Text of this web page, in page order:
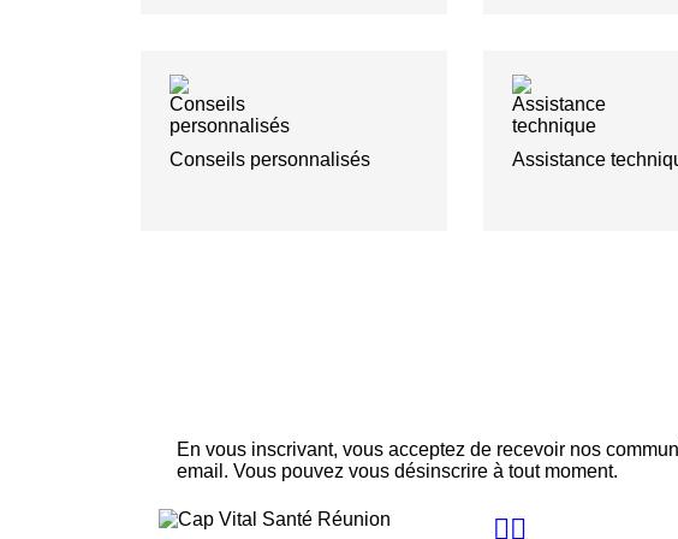
Conseils personnalisés Assistance
En vous inscrivant, vous acceptez de recevoir nos
email. Vous pouvez vous désinscrire à tout moment.